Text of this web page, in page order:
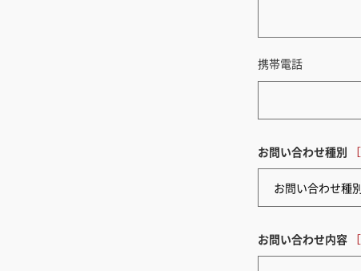
携帯電話
お問い合わせ種別
お問い合わせ内容